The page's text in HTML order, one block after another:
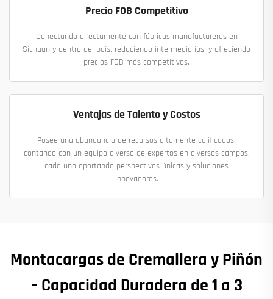
Precio FOB Competitivo
Conectando directamente con fábricas manufactureras en
Sichuan y dentro del país, reduciendo intermediarios, y ofreciendo
precios FOB más competitivos.
Ventajas de Talento y Costos
Posee una abundancia de recursos altamente calificados,
contando con un equipo diverso de expertos en diversos campos,
cada uno aportando perspectivas únicas y soluciones
innovadoras.
Montacargas de Cremallera y Piñón
– Capacidad Duradera de 1 a 3